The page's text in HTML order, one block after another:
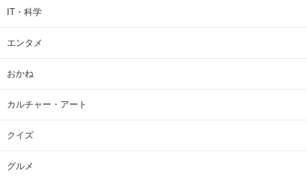
IT・科学
エンタメ
おかね
カルチャー・アート
クイズ
グルメ